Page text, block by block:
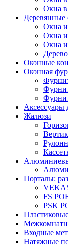
Окна в
Деревянные
Окна
Окна
Окна
Оконные
Оконная
Аксессуары
Жалюзи
Порталы:
FS
PSK
Входные
Натяжные